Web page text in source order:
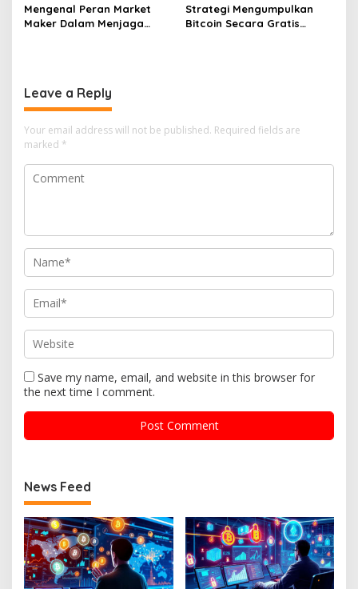
Mengenal Peran Market
Maker Dalam Menjaga
Strategi Mengumpulkan
Bitcoin Secara Gratis
Leave a Reply
Your email address will not be published. Required fields are
marked *
Save my name, email, and website in this browser for
the next time I comment.
News Feed